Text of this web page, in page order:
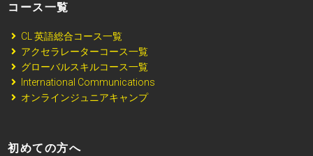
コース一覧
CL 英語総合コース一覧
アクセラレーターコース一覧
グローバルスキルコース一覧
International Communications
オンラインジュニアキャンプ
初めての方へ